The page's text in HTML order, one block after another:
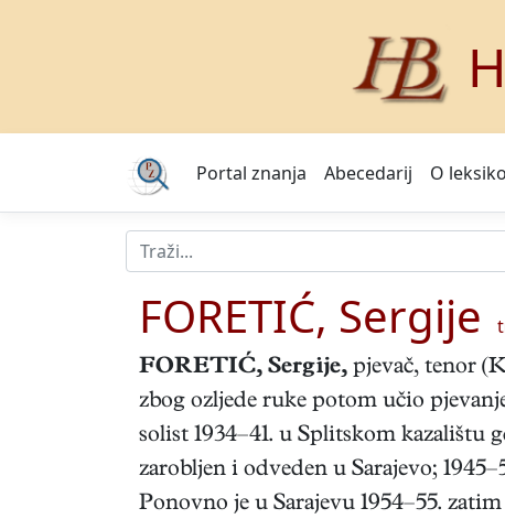
Portal znanja Abecedarij O
FORETIĆ, Sergije
FORETIĆ, Sergije, pjevač, tenor
zbog ozljede ruke potom učio
solist 1934–41. u Splitskom kazalištu
zarobljen i odveden u Sarajevo;
Ponovno je u Sarajevu 1954–55.